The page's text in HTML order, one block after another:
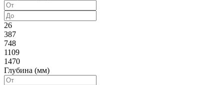
26
387
748
1109
1470
Глубина (мм)